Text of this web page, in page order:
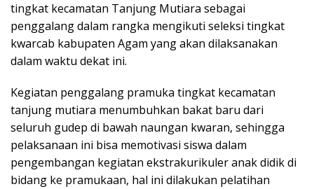
tingkat kecamatan Tanjung Mutiara sebagai
penggalang dalam rangka mengikuti seleksi tingkat
kwarcab kabupaten Agam yang akan dilaksanakan
dalam waktu dekat ini.
Kegiatan penggalang pramuka tingkat kecamatan
tanjung mutiara menumbuhkan bakat baru dari
seluruh gudep di bawah naungan kwaran, sehingga
pelaksanaan ini bisa memotivasi siswa dalam
pengembangan kegiatan ekstrakurikuler anak didik di
bidang ke pramukaan, hal ini dilakukan pelatihan